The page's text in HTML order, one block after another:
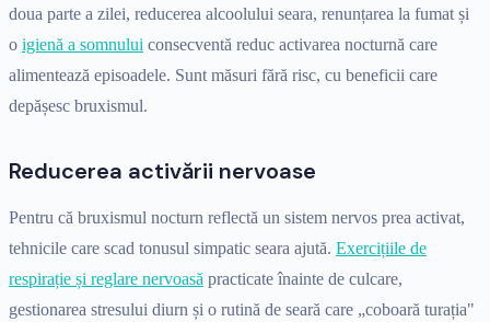
doua parte a zilei, reducerea alcoolului seara, renunțarea la fumat și
o igienă a somnului consecventă reduc activarea nocturnă care
alimentează episoadele. Sunt măsuri fără risc, cu beneficii care
depășesc bruxismul.
Reducerea activării nervoase
Pentru că bruxismul nocturn reflectă un sistem nervos prea activat,
tehnicile care scad tonusul simpatic seara ajută. Exercițiile de
respirație și reglare nervoasă practicate înainte de culcare,
gestionarea stresului diurn și o rutină de seară care „coboară turația"